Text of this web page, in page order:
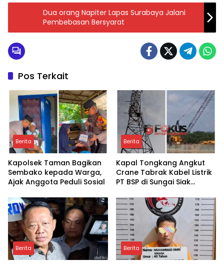
Dua orang Napiter Lapas Surabaya Jalani
Pembebasan Bersyarat
Pos Terkait
Berita
Kapolsek Taman Bagikan
Sembako kepada Warga,
Ajak Anggota Peduli Sosial
Berita
Kapal Tongkang Angkut
Crane Tabrak Kabel Listrik
PT BSP di Sungai Siak
Berita Berita